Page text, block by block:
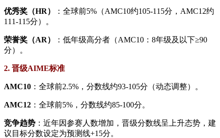
​优秀奖（HR）​
​：全球前5%（AMC10约105-115分，AMC12约
111-115分）。
​荣誉奖（AR）​
​：低年级高分者（AMC10：8年级及以下≥90
分）。
​2. 晋级AIME标准​
​AMC10​ ​：全球前2.5%，分数线约93-105分（动态调整）。
​AMC12​ ​：全球前5%，分数线约85-100分。
​竞争趋势​ ​：近年因参赛人数增加，晋级分数线呈上升态势，建
议目标分数设定为预测线+15分。